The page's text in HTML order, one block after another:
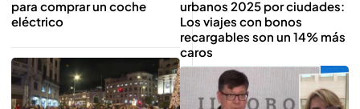
para comprar un coche
eléctrico
urbanos 2025 por ciudades:
Los viajes con bonos
recargables son un 14% más
caros